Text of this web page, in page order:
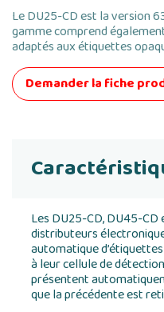
Le DU25-CD est la version
gamme comprend
adaptés aux étiquettes
Demander la fiche
Les DU25-CD, DU45-
distributeurs
automatique
à leur cellule de
présentent
que la précédente est